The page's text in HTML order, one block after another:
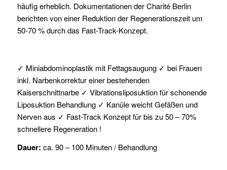
häufig erheblich. Dokumentationen der Charité Berlin
berichten von einer Reduktion der Regenerationszeit um
50-70 % durch das Fast-Track-Konzept.
✓ Miniabdominoplastik mit Fettagsaugung ✓ bei Frauen
inkl. Narbenkorrektur einer bestehenden
Kaiserschnittnarbe ✓ Vibrationsliposuktion für schonende
Liposuktion Behandlung ✓ Kanüle weicht Gefäßen und
Nerven aus ✓ Fast-Track Konzept für bis zu 50 – 70%
schnellere Regeneration !
Dauer: ca. 90 – 100 Minuten / Behandlung